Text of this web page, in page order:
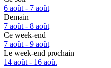
6 août - 7 août
Demain
7 août - 8 août
Ce week-end
7 août - 9 août
Le week-end prochain
14 août - 16 août